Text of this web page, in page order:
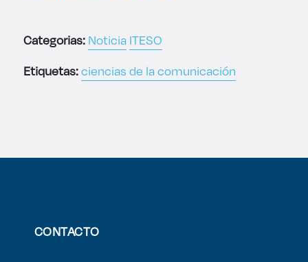
Categorias:Noticia ITESO
Etiquetas:ciencias de la comunicación
CONTACTO